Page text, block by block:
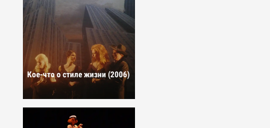
Кое-что о стиле жизни (2006)